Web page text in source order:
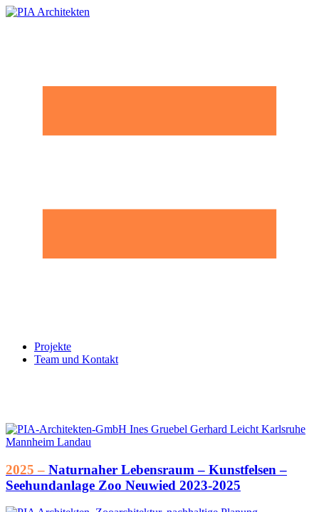
Projekte
Team und Kontakt
2025 – Naturnaher Lebensraum – Kunstfelsen –
Seehundanlage Zoo Neuwied 2023-2025